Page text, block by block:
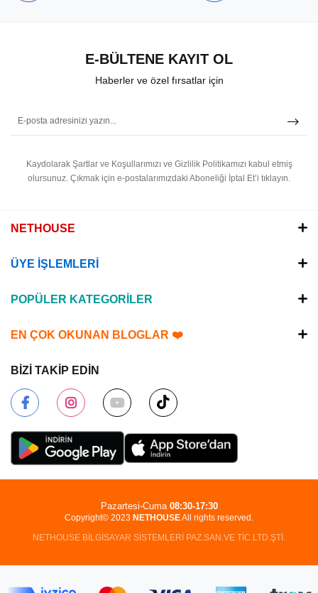
E-BÜLTENE KAYIT OL
Haberler ve özel fırsatlar için
Kaydolarak Şartlar ve Koşullarımızı ve Gizlilik Politikamızı kabul etmiş
olursunuz. Çıkmak için e-postalarımızdaki Aboneliği İptal Et’i tıklayın.
NETHOUSE
ÜYE İŞLEMLERİ
POPÜLER KATEGORİLER
EN ÇOK OKUNAN BLOGLAR ❤️
BİZİ TAKİP EDİN
Copyright© 2023 NETHOUSEAll rights reserved.
NETHOUSE BİLGİSAYAR SİSTEMLERİ PAZ.SAN.VE TİC.LTD.ŞTİ.
Pazartesi-Cuma 08:30-17:30